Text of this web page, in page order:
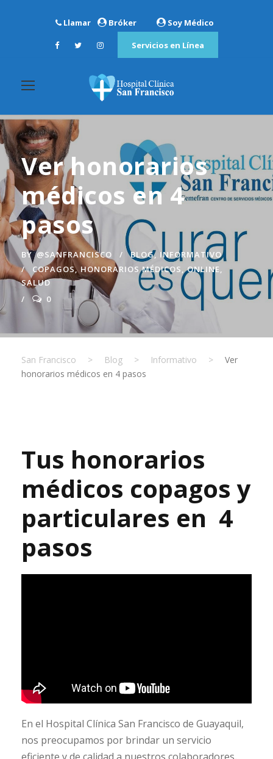
Llamar Bróker Soy Médico
Servicios en Línea
Ver honorarios
médicos en 4
pasos
BY @SANFRANCISCO BLOG, INFORMATIVO
COPAGOS, HONORARIOS MÉDICOS, ONLINE,
SALUD
0
San Francisco > Blog > Informativo >
Ver
honorarios médicos en 4 pasos
Tus honorarios
médicos copagos y
particulares en 4
pasos
En el Hospital Clínica San Francisco de Guayaquil,
nos preocupamos por brindar un servicio